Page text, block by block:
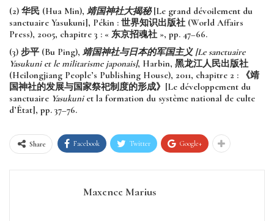
(2) 华民 (Hua Min), 靖国神社大揭秘[Le grand dévoilement du
sanctuaire Yasukuni], Pékin : 世界知识出版社 (World Affairs
Press), 2005, chapitre 3 : « 东京招魂社 », pp. 47–66.
(3) 步平 (Bu Ping), 靖国神社与日本的军国主义 [Le sanctuaire
Yasukuni et le militarisme japonais], Harbin, 黑龙江人民出版社
(Heilongjiang People’s Publishing House), 2011, chapitre 2 : 《靖
国神社的发展与国家祭祀制度的形成》[Le développement du
sanctuaire Yasukuni et la formation du système national de culte
d’État], pp. 37–76.
Share Facebook Twitter Google+
Maxence Marius